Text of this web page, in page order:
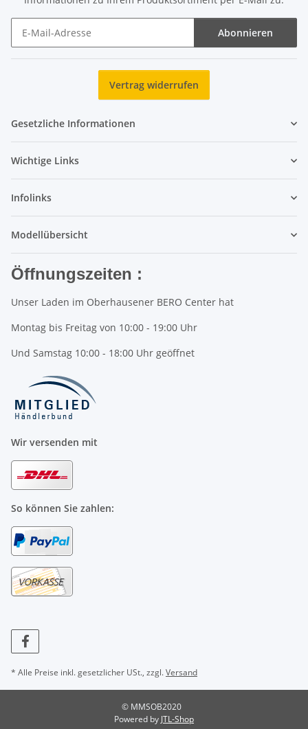
Abonnieren
Vertrag widerrufen
Gesetzliche Informationen
Wichtige Links
Infolinks
Modellübersicht
Öffnungszeiten :
Unser Laden im Oberhausener BERO Center hat
Montag bis Freitag von 10:00 - 19:00 Uhr
Und Samstag 10:00 - 18:00 Uhr geöffnet
Wir versenden mit
So können Sie zahlen:
* Alle Preise inkl. gesetzlicher USt., zzgl.Versand
© MMSOB2020
Powered by JTL-Shop